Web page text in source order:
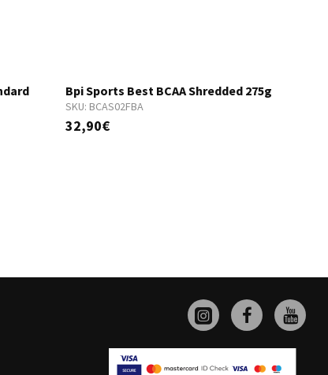
SKU: BCAS02FBA
Bpi Sports Best BCAA Shredded 275g
32,90€